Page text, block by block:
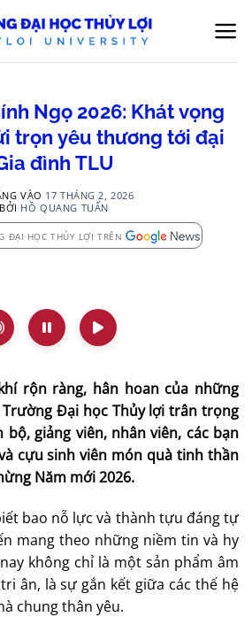
Ngọ 2026: Khát vọng
trọn yêu thương tới đại
đình TLU
VÀO 17 THÁNG 2, 2026
BỞI HỒ QUANG TUẤN
ĐẠI HỌC THỦY LỢI TRÊN
rộn ràng, hân hoan của những
Đại học Thủy lợi trân trọng
giảng viên, nhân viên, các bạn
cựu sinh viên món quà tinh thần
Năm mới 2026.
bao nỗ lực và thành tựu đáng tự
mang theo những niềm tin và hy
không chỉ là một sản phẩm âm
ân, là sự gắn kết giữa các thế hệ
chung thân yêu.